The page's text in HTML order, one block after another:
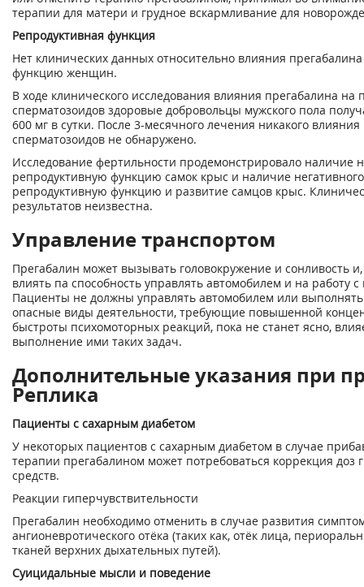
терапии для матери и грудное вскармливание для
Репродуктивная функция
Нет клинических данных относительно влияния
функцию женщин.
В ходе клинического исследования влияния прегабалина на
сперматозоидов здоровые добровольцы мужского пола
600 мг в сутки. После 3-месячного лечения никакого
сперматозоидов не обнаружено.
Исследование фертильности продемонстрировало наличие
репродуктивную функцию самок крыс и наличие
репродуктивную функцию и развитие самцов крыс.
результатов неизвестна.
Управление транспортом
Прегабалин может вызывать головокружение и сонливость и,
влиять па способность управлять автомобилем и на работу
Пациенты не должны управлять автомобилем или
опасные виды деятельности, требующие повышенной
быстроты психомоторных реакций, пока не станет ясно,
выполнение ими таких задач.
Дополнительные указания при
Реплика
Пациенты с сахарным диабетом
У некоторых пациентов с сахарным диабетом в случае
терапии прегабалином может потребоваться коррекция доз
средств.
Реакции гиперчувствительности
Прегабалин необходимо отменить в случае развития
ангионевротического отёка (таких как, отёк лица,
тканей верхних дыхательных путей).
Суицидальные мысли и поведение